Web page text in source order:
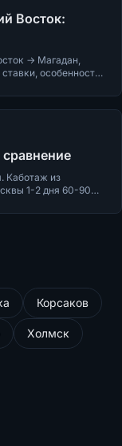
Восток:
→ Магадан,
особенности
Каботаж из
1-2 дня 60-90
Корсаков
Холмск